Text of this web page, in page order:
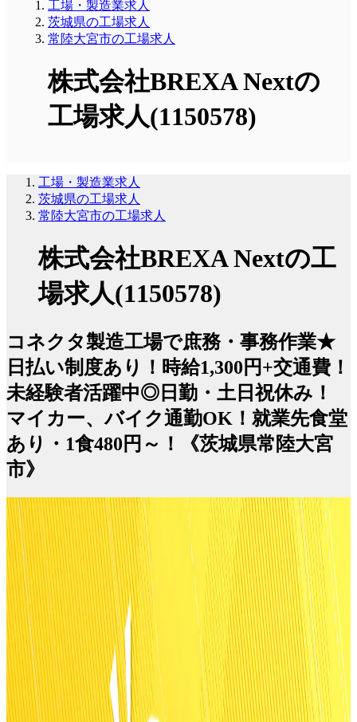
工場・製造業求人
茨城県の工場求人
常陸大宮市の工場求人
株式会社BREXA Nextの
工場求人(1150578)
工場・製造業求人
茨城県の工場求人
常陸大宮市の工場求人
株式会社BREXA Nextの工
場求人(1150578)
コネクタ製造工場で庶務・事務作業★
日払い制度あり！時給1,300円+交通費！
未経験者活躍中◎日勤・土日祝休み！
マイカー、バイク通勤OK！就業先食堂
あり・1食480円～！《茨城県常陸大宮
市》